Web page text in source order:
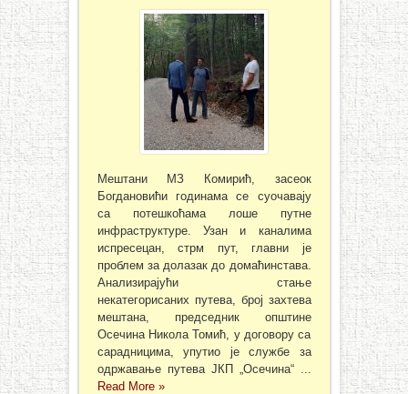
Мештани МЗ Комирић, засеок
Богдановићи годинама се суочавају
са потешкоћама лоше путне
инфраструктуре. Узан и каналима
испресецан, стрм пут, главни је
проблем за долазак до домаћинстава.
Анализирајући стање
некатегорисаних путева, број захтева
мештана, председник општине
Осечина Никола Томић, у договору са
сарадницима, упутио је службе за
одржавање путева ЈКП „Осечина“ ...
Read More »